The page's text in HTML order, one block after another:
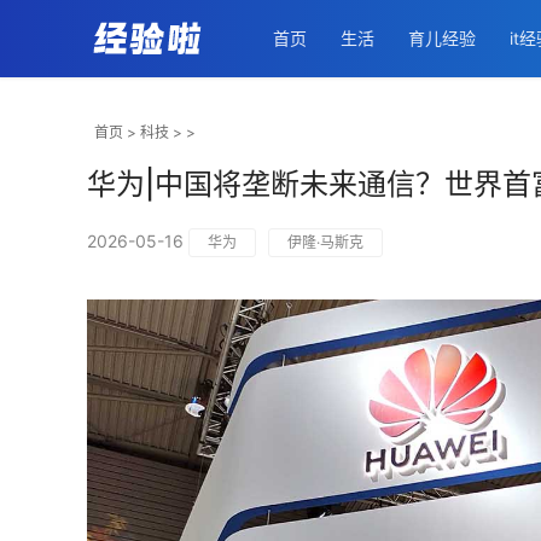
首页 生活 育儿经验 it经
首页 > 科技 > >
华为|中国将垄断未来通信？世界
2026-05-16 华为 伊隆·马斯克